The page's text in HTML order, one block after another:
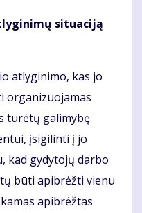
situaciją
atlyginimo, kas jo
organizuojamas
turėtų galimybę
įsigilinti į jo
kad gydytojų darbo
būti apibrėžti vienu
apibrėžtas